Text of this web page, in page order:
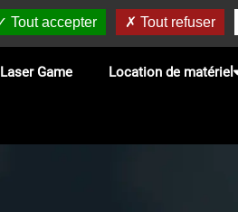
Tout accepter Tout refuser
Laser Game Location de matériel